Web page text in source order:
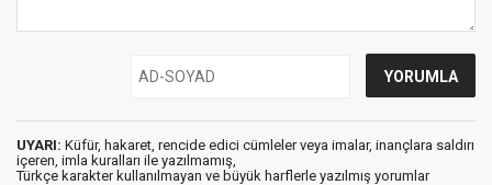
UYARI: Küfür, hakaret, rencide edici cümleler veya imalar, inançlara saldırı
içeren, imla kuralları ile yazılmamış,
Türkçe karakter kullanılmayan ve büyük harflerle yazılmış yorumlar